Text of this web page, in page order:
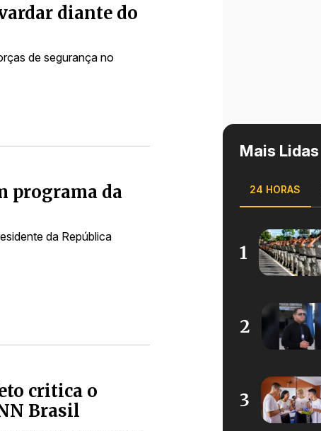
diante do
de segurança no
programa da
da República
critica o
Brasil
Mais Lidas
24 HORAS
1
2
3